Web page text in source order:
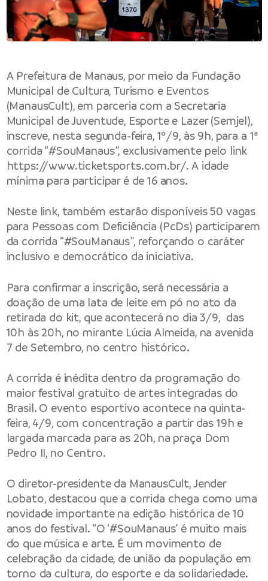
A Prefeitura de Manaus, por meio da Fundação
Municipal de Cultura, Turismo e Eventos
(ManausCult), em parceria com a Secretaria
Municipal de Juventude, Esporte e Lazer (Semjel),
inscreve, nesta segunda-feira, 1º/9, às 9h, para a 1ª
corrida “#SouManaus”, exclusivamente pelo link
https://www.ticketsports.com.br/. A idade
mínima para participar é de 16 anos.
Neste link, também estarão disponíveis 50 vagas
para Pessoas com Deficiência (PcDs) participarem
da corrida “#SouManaus”, reforçando o caráter
inclusivo e democrático da iniciativa.
Para confirmar a inscrição, será necessária a
doação de uma lata de leite em pó no ato da
retirada do kit, que acontecerá no dia 3/9, das
10h às 20h, no mirante Lúcia Almeida, na avenida
7 de Setembro, no centro histórico.
A corrida é inédita dentro da programação do
maior festival gratuito de artes integradas do
Brasil. O evento esportivo acontece na quinta-
feira, 4/9, com concentração a partir das 19h e
largada marcada para as 20h, na praça Dom
Pedro II, no Centro.
O diretor-presidente da ManausCult, Jender
Lobato, destacou que a corrida chega como uma
novidade importante na edição histórica de 10
anos do festival. “O ‘#SouManaus’ é muito mais
do que música e arte. É um movimento de
celebração da cidade, de união da população em
torno da cultura, do esporte e da solidariedade.